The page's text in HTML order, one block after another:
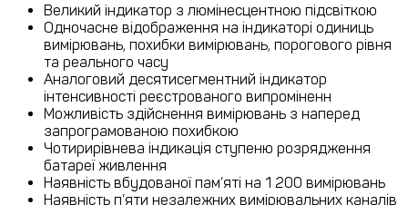
Великий індикатор з люмінесцентною підсвіткою
Одночасне відображення на індикаторі одиниць
вимірювань, похибки вимірювань, порогового рівня
та реального часу
Аналоговий десятисегментний індикатор
інтенсивності реєстрованого випроміненн
Можливість здійснення вимірювань з наперед
запрограмованою похибкою
Чотирирівнева індикація ступеню розрядження
батареї живлення
Наявність вбудованої пам’яті на 1 200 вимірювань
Наявність п’яти незалежних вимірювальних каналів